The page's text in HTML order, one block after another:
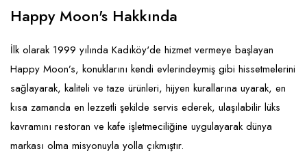
Ev Hizmetleri
Sağlık Güzellik
Turizm - Eğlence
Market FMGC - Katlı Mağaza
Mobilya ve Ev Tekstili
Oyuncak ve Hediyelik
Takı
Yapı Malzemesi - Hırdavat
Gayrimenkul
Gıda ve Sarf Malzemeleri
Güvenlik - Temizlik
Giyim - Aksesuar
Hukuk - Marka - Patent ve Tercüme
Happy Moon's Hakkında
İlk olarak 1999 yılında Kadıköy'de hizmet vermeye başlayan
Happy Moon’s, konuklarını kendi evlerindeymiş gibi hissetmelerini
sağlayarak, kaliteli ve taze ürünleri, hijyen kurallarına uyarak, en
kısa zamanda en lezzetli şekilde servis ederek, ulaşılabilir lüks
kavramını restoran ve kafe işletmeciliğine uygulayarak dünya
markası olma misyonuyla yolla çıkmıştır.